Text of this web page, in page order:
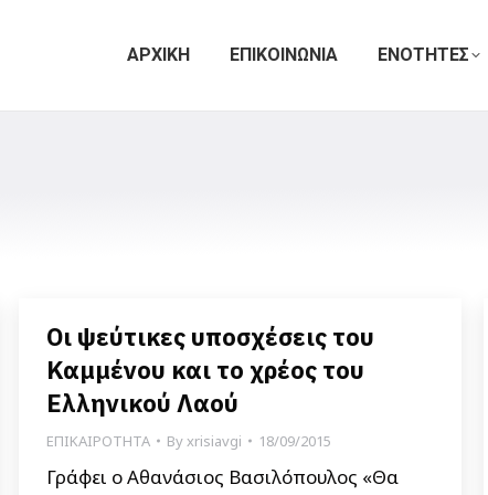
ΑΡΧΙΚΗ ΕΠΙΚΟΙΝΩΝΙΑ ΕΝΟΤΗΤΕΣ
Οι ψεύτικες υποσχέσεις του
Καμμένου και το χρέος του
Ελληνικού Λαού
ΕΠΙΚΑΙΡΟΤΗΤΑ Byxrisiavgi 18/09/2015
Γράφει ο Αθανάσιος Βασιλόπουλος «Θα